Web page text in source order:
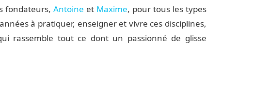
fondateurs, Antoine et Maxime, pour tous les types
à pratiquer, enseigner et vivre ces disciplines,
rassemble tout ce dont un passionné de glisse